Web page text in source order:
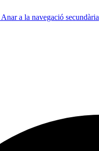
Anar a la navegació secundària